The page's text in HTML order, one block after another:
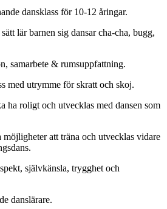
dansklass för 10-12 åringar.
lär barnen sig dansar cha-cha, bugg,
samarbete & rumsuppfattning.
med utrymme för skratt och skoj.
ha roligt och utvecklas med dansen som
att träna och utvecklas vidare
självkänsla, trygghet och
danslärare.